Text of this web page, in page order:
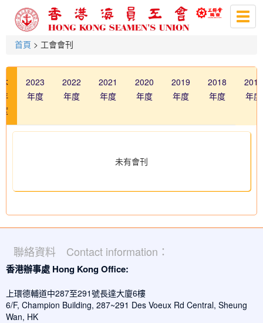
首頁 > 工會會刊
本
年
度
2023
年度
2022
年度
2021
年度
2020
年度
2019
年度
2018
年度
2017
年度
未有會刊
聯絡資料 Contact information：
香港辦事處 Hong Kong Office:
上環德輔道中287至291號長達大廈6樓
6/F, Champion Building, 287~291 Des Voeux Rd Central, Sheung
Wan, HK